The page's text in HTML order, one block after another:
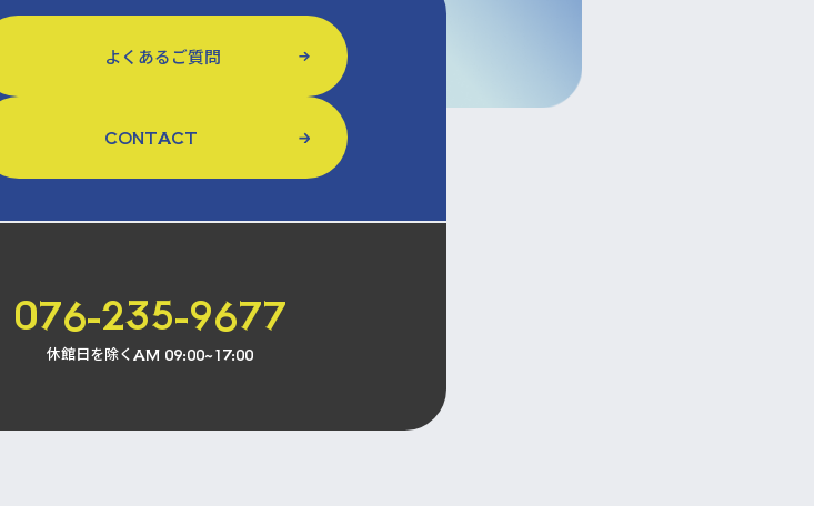
よくあるご質問
CONTACT
076-235-9677
休館日を除くAM 09:00~17:00